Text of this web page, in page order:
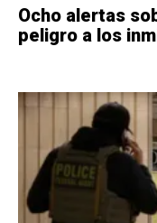
Ocho alertas
peligro a los